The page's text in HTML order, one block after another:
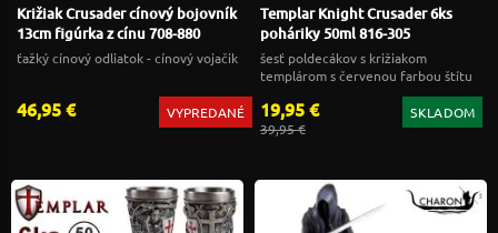
Križiak Crusader cínový bojovník
13cm figúrka z cínu 708-880
ťažký cínový odliatok - cínový vojačik
46,95 € VYPREDANÉ
Templar Knight Crusader 6ks
poháriky 50ml 816-305
šesť poldecákov s križiakom
templárom s červenou farbou štítu
19,95 €
39,95 €
SKLADOM